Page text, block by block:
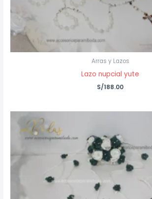
Arras y Lazos
Lazo nupcial yute
S/188.00